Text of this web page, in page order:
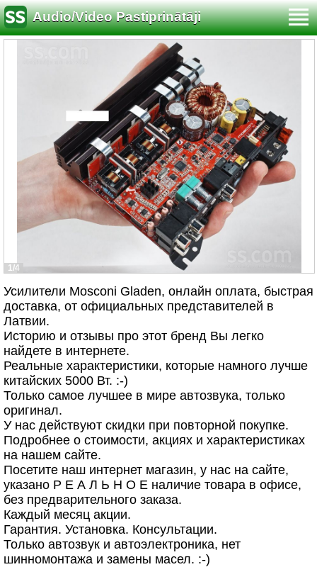
Audio/Video Pastiprinātāji
1/4
Усилители Mosconi Gladen, онлайн оплата, быстрая
доставка, от официальных представителей в
Латвии.
Историю и отзывы про этот бренд Вы легко
найдете в интернете.
Реальные характеристики, которые намного лучше
китайских 5000 Вт. :-)
Только самое лучшее в мире автозвука, только
оригинал.
У нас действуют скидки при повторной покупке.
Подробнее о стоимости, акциях и характеристиках
на нашем сайте.
Посетите наш интернет магазин, у нас на сайте,
указано Р Е А Л Ь Н О Е наличие товара в офисе,
без предварительного заказа.
Каждый месяц акции.
Гарантия. Установка. Консультации.
Только автозвук и автоэлектроника, нет
шинномонтажа и замены масел. :-)